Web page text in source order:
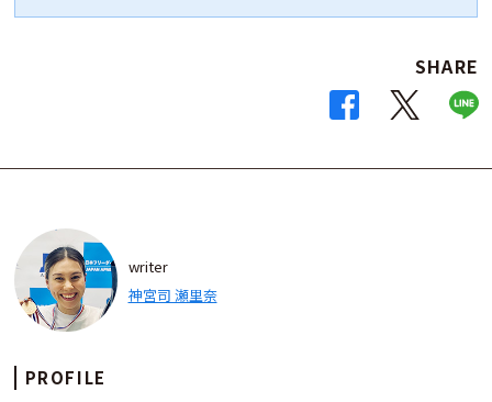
SHARE
writer
神宮司 瀬里奈
PROFILE